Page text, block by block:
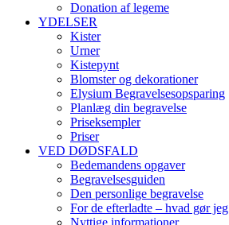
Donation af legeme
YDELSER
Kister
Urner
Kistepynt
Blomster og dekorationer
Elysium Begravelsesopsparing
Planlæg din begravelse
Priseksempler
Priser
VED DØDSFALD
Bedemandens opgaver
Begravelsesguiden
Den personlige begravelse
For de efterladte – hvad gør jeg
Nyttige informationer